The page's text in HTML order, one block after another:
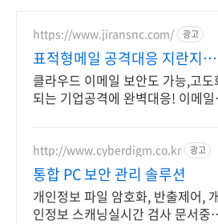
https://www.jiransnc.com/ 광고
표적형메일 공격대응 지란지교
IT 보안솔루션 전문기업
클라우드 이메일 보안도 가능,고도
되는 기업공격에 완벽대응! 이메일
http://www.cyberdigm.co.kr 광고
통합 PC 보안 관리 솔루션
개인정보 파일 암호화, 반출제어, 개
인정보 스캐닝실시간 검사 문서중